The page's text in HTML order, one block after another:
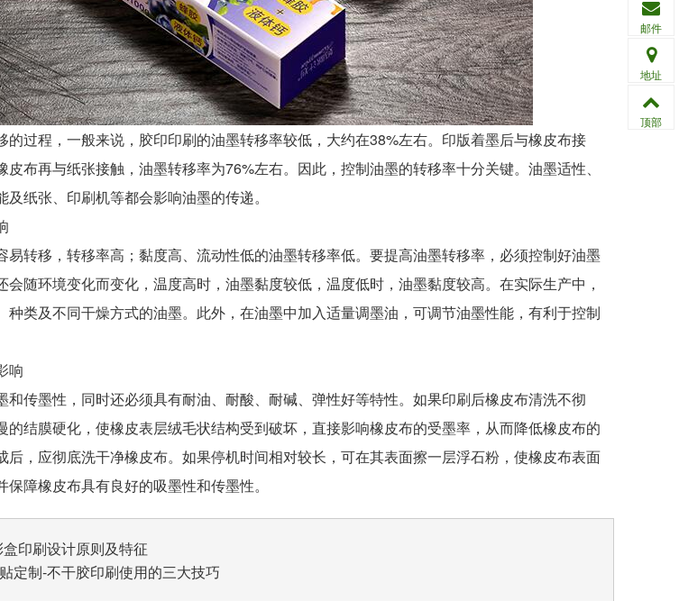
过程，一般来说，胶印印刷的油墨转移率较低，大约在38%左右。印版着墨后与橡皮布接
布再与纸张接触，油墨转移率为76%左右。因此，控制油墨的转移率十分关键。油墨适性、
纸张、印刷机等都会影响油墨的传递。
转移，转移率高；黏度高、流动性低的油墨转移率低。要提高油墨转移率，必须控制好油墨
随环境变化而变化，温度高时，油墨黏度较低，温度低时，油墨黏度较高。在实际生产中，
种类及不同干燥方式的油墨。此外，在油墨中加入适量调墨油，可调节油墨性能，有利于控制
响
传墨性，同时还必须具有耐油、耐酸、耐碱、弹性好等特性。如果印刷后橡皮布清洗不彻
的结膜硬化，使橡皮表层绒毛状结构受到破坏，直接影响橡皮布的受墨率，从而降低橡皮布的
后，应彻底洗干净橡皮布。如果停机时间相对较长，可在其表面擦一层浮石粉，使橡皮布表面
障橡皮布具有良好的吸墨性和传墨性。
印刷设计原则及特征
定制-不干胶印刷使用的三大技巧
邮件
地址
顶部